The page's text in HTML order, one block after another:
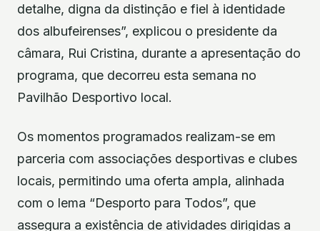
detalhe, digna da distinção e fiel à identidade
dos albufeirenses”, explicou o presidente da
câmara, Rui Cristina, durante a apresentação do
programa, que decorreu esta semana no
Pavilhão Desportivo local.
Os momentos programados realizam-se em
parceria com associações desportivas e clubes
locais, permitindo uma oferta ampla, alinhada
com o lema “Desporto para Todos”, que
assegura a existência de atividades dirigidas a